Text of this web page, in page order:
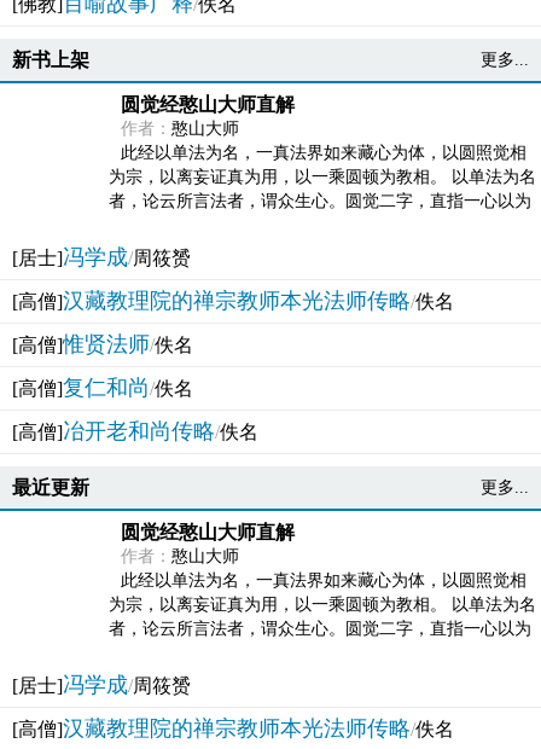
[佛教] /佚名
新书上架 更多...
圆觉经憨山大师直解
作者： 憨山大师
此经以单法为名，一真法界如来藏心为体，以圆照觉相
为宗，以离妄证真为用，以一乘圆顿为教相。 以单法为名
者，论云所言法者，谓众生心。圆觉二字，直指一心以为
[居士]冯学成/周筱赟
[高僧]汉藏教理院的禅宗教师本光法师传略/佚名
[高僧]惟贤法师/佚名
[高僧]复仁和尚/佚名
[高僧]冶开老和尚传略/佚名
最近更新 更多...
圆觉经憨山大师直解
作者： 憨山大师
此经以单法为名，一真法界如来藏心为体，以圆照觉相
为宗，以离妄证真为用，以一乘圆顿为教相。 以单法为名
者，论云所言法者，谓众生心。圆觉二字，直指一心以为
[居士]冯学成/周筱赟
[高僧]汉藏教理院的禅宗教师本光法师传略/佚名